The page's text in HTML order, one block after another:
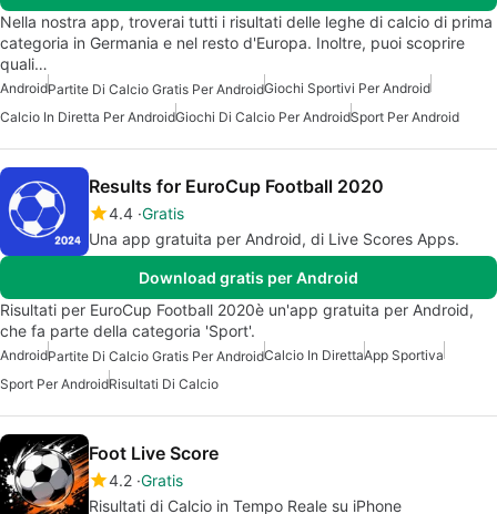
Nella nostra app, troverai tutti i risultati delle leghe di calcio di prima
categoria in Germania e nel resto d'Europa. Inoltre, puoi scoprire
quali…
AndroidPartite Di Calcio Gratis Per AndroidGiochi Sportivi Per Android
Calcio In Diretta Per AndroidGiochi Di Calcio Per AndroidSport Per Android
Results for EuroCup Football 2020
4.4 Gratis
Una app gratuita per Android, di Live Scores Apps.
Download gratis per Android
Risultati per EuroCup Football 2020è un'app gratuita per Android,
che fa parte della categoria 'Sport'.
AndroidPartite Di Calcio Gratis Per AndroidCalcio In DirettaApp Sportiva
Sport Per AndroidRisultati Di Calcio
Foot Live Score
4.2 Gratis
Risultati di Calcio in Tempo Reale su iPhone